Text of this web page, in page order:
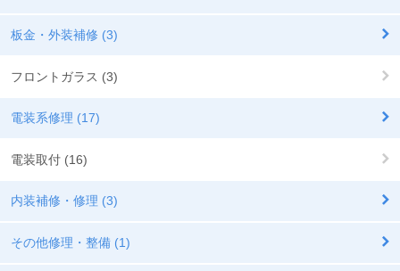
板金・外装補修 (3)
フロントガラス (3)
電装系修理 (17)
電装取付 (16)
内装補修・修理 (3)
その他修理・整備 (1)